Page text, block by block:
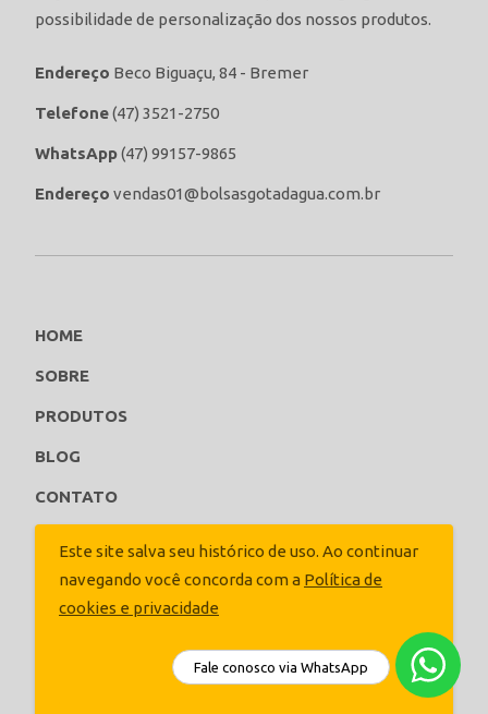
Este site salva seu histórico de uso. Ao continuar
navegando você concorda com a Política de
cookies e privacidade
ACEITAR
possibilidade de personalização dos nossos produtos.
Endereço Beco Biguaçu, 84 - Bremer
Telefone(47) 3521-2750
WhatsApp(47) 99157-9865
Endereço vendas01@bolsasgotadagua.com.br
HOME
SOBRE
PRODUTOS
BLOG
CONTATO
Fale conosco via WhatsApp